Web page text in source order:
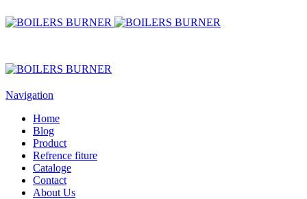
Navigation
Home
Blog
Product
Refrence fiture
Cataloge
Contact
About Us